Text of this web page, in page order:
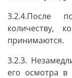
3.2.4.После
количеству,
принимаются.
3.2.3.
его осмотра в